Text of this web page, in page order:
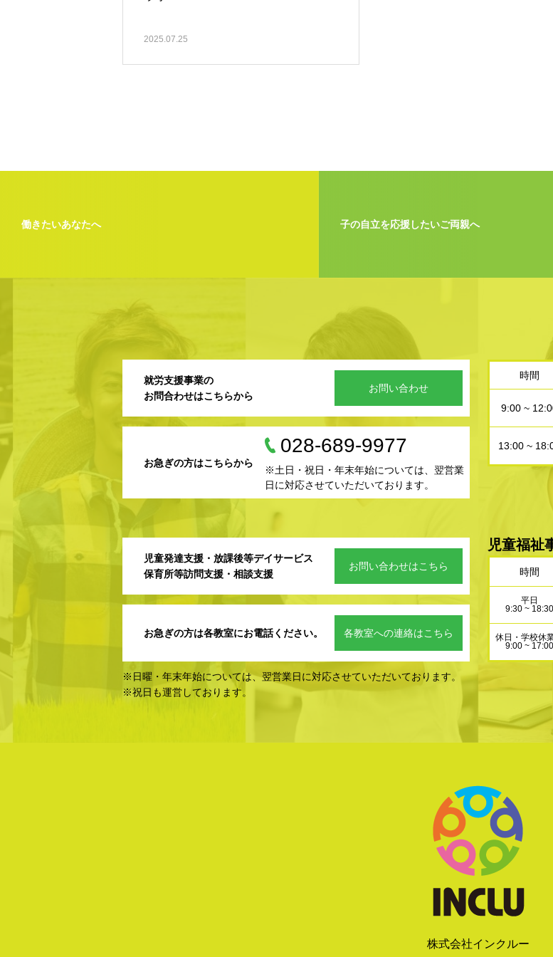
2025.07.25
働きたいあなたへ 子の自立を応援したいご両親へ
就労支援事業の
お問合わせはこちらから
お問い合わせ
お急ぎの方はこちらから
028-689-9977
※土日・祝日・年末年始については、翌営業
日に対応させていただいております。
時間
9:00 ~
13:00 ~
児童発達支援・放課後等デイサービス
保育所等訪問支援・相談支援
お問い合わせはこちら
お急ぎの方は各教室にお電話ください。 各教室への連絡はこちら
※日曜・年末年始については、翌営業日に対応させていただいております。
※祝日も運営しております。
児童福祉
時間
平日
9:30 ~ 18:30
休日・学校休
9:00 ~ 17:00
株式会社インクルー